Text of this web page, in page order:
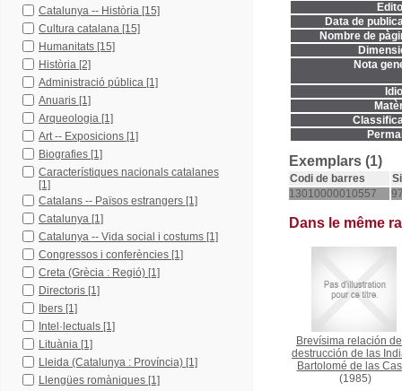
Data de
Nombre de
Nota
Exemplars (1)
Codi de barres
13010000010557
Dans le même
Brevísima relación
destrucción de las
Bartolomé de las
(1985)
Catalunya -- Història [15]
Cultura catalana [15]
Humanitats [15]
Història [2]
Administració pública [1]
Anuaris [1]
Arqueologia [1]
Art -- Exposicions [1]
Biografies [1]
Característiques nacionals catalanes
[1]
Catalans -- Països estrangers [1]
Catalunya [1]
Catalunya -- Vida social i costums [1]
Congressos i conferències [1]
Creta (Grècia : Regió) [1]
Directoris [1]
Ibers [1]
Intel·lectuals [1]
Lituània [1]
Lleida (Catalunya : Província) [1]
Llengües romàniques [1]